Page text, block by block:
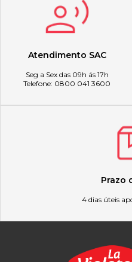
Atendimento SAC
Seg a Sex das 09h ás 17h
Telefone: 0800 041 3600
Prazo
4 dias úteis